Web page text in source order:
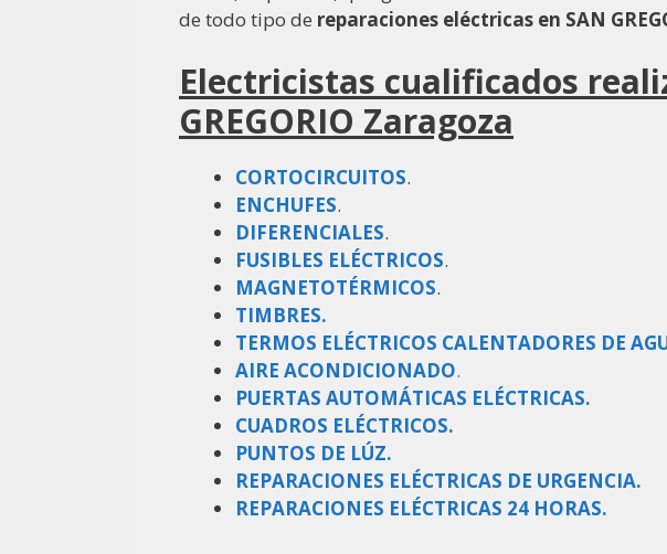
de todo tipo de reparaciones eléctricas en SAN
Electricistas cualificados
GREGORIO Zaragoza
CORTOCIRCUITOS.
ENCHUFES.
DIFERENCIALES.
FUSIBLES ELÉCTRICOS.
MAGNETOTÉRMICOS.
TIMBRES.
TERMOS ELÉCTRICOS CALENTADORES DE
AIRE ACONDICIONADO.
PUERTAS AUTOMÁTICAS ELÉCTRICAS.
CUADROS ELÉCTRICOS.
PUNTOS DE LÚZ.
REPARACIONES ELÉCTRICAS DE URGENCIA.
REPARACIONES ELÉCTRICAS 24 HORAS.